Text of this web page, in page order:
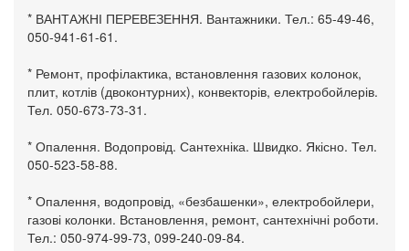
* ВАНТАЖНІ ПЕРЕВЕЗЕННЯ. Вантажники. Тел.: 65-49-46,
050-941-61-61.
* Ремонт, профілактика, встановлення газових колонок,
плит, котлів (двоконтурних), конвекторів, електробойлерів.
Тел. 050-673-73-31.
* Опалення. Водопровід. Сантехніка. Швидко. Якісно. Тел.
050-523-58-88.
* Опалення, водопровід, «безбашенки», електробойлери,
газові колонки. Встановлення, ремонт, сантехнічні роботи.
Тел.: 050-974-99-73, 099-240-09-84.